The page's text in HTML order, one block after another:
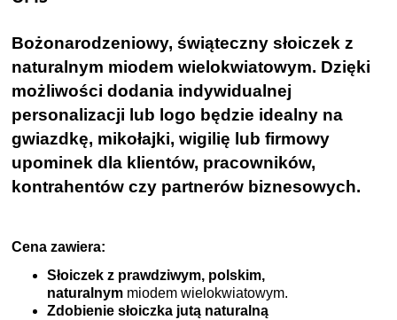
Bożonarodzeniowy, świąteczny słoiczek z
naturalnym miodem wielokwiatowym. Dzięki
możliwości dodania indywidualnej
personalizacji lub logo będzie idealny na
gwiazdkę, mikołajki, wigilię lub firmowy
upominek dla klientów, pracowników,
kontrahentów czy partnerów biznesowych.
Cena zawiera:
Słoiczek z prawdziwym, polskim,
naturalnym miodem wielokwiatowym.
Zdobienie słoiczka jutą naturalną